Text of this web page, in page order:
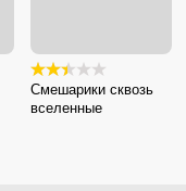
Смешарики сквозь
вселенные